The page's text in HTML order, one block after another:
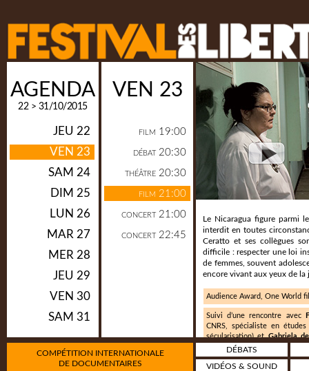
AGENDA
22 > 31/10/2015
JEU 22
VEN 23
SAM 24
DIM 25
LUN 26
MAR 27
MER 28
JEU 29
VEN 30
SAM 31
VEN 23
FILM 19:00
DÉBAT 20:30
THÉÂTRE 20:30
FILM 21:00
CONCERT 21:00
CONCERT 22:45
Le Nicaragua figure parmi
interdit en toutes
Ceratto et ses collègues
difficile : respecter une loi
de femmes, souvent
encore vivant aux yeux de la
Audience Award, One World
Suivi d’une rencontre avec
CNRS, spécialiste en
sécularisation) etGabriela
recherche sur l’accès à
Partenariat : Sophia.
COMPÉTITION INTERNATIONALE
DE DOCUMENTAIRES
DÉBATS
VIDÉOS & SOUND